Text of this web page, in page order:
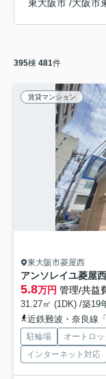
東大阪市 /大阪市
395棟 481件
賃貸マンション
東大阪市菱屋西
アンソレイユ菱屋西
5.8万円 管理/共益
31.27㎡ (1DK) /築19
近鉄難波・奈良線
駐輪場 オートロッ
インターネット対応